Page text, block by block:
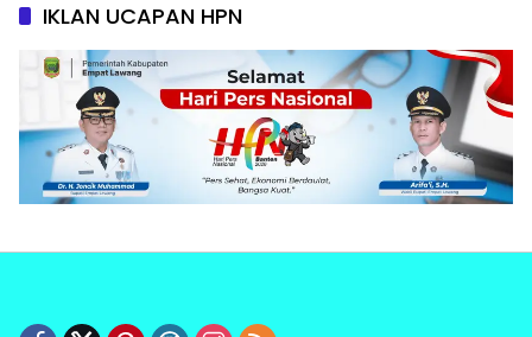
IKLAN UCAPAN HPN